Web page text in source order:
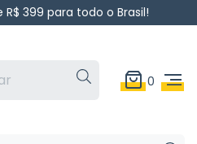
399 para todo o Brasil!
0